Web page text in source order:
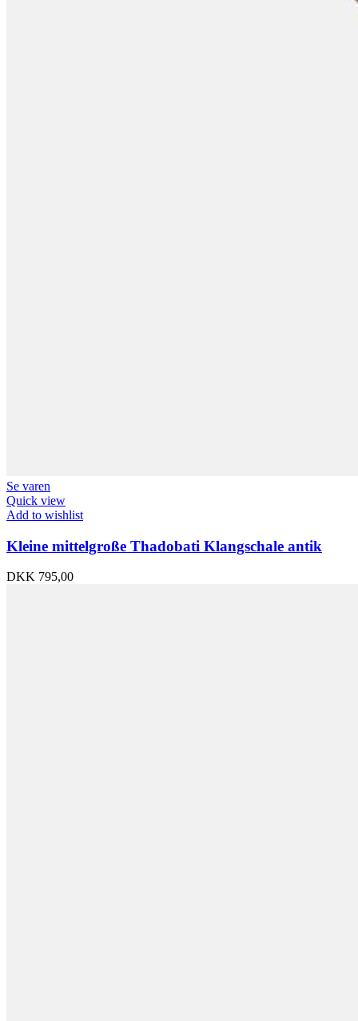
Se varen
Quick view
Add to wishlist
Kleine mittelgroße Thadobati Klangschale antik
DKK 795,00